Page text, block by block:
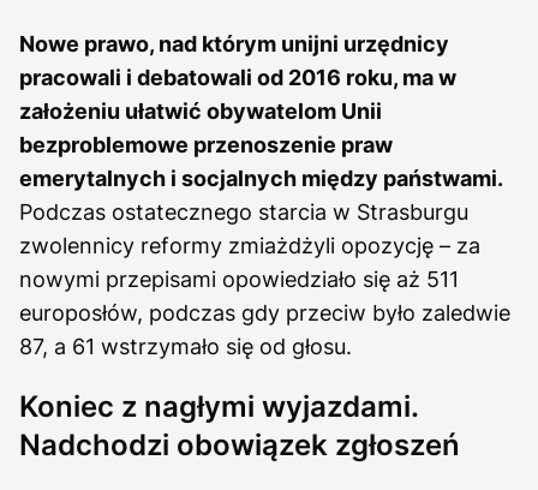
Nowe prawo, nad którym unijni urzędnicy
pracowali i debatowali od 2016 roku, ma w
założeniu ułatwić obywatelom Unii
bezproblemowe przenoszenie praw
emerytalnych i socjalnych między państwami.
Podczas ostatecznego starcia w Strasburgu
zwolennicy reformy zmiażdżyli opozycję – za
nowymi przepisami opowiedziało się aż 511
europosłów, podczas gdy przeciw było zaledwie
87, a 61 wstrzymało się od głosu.
Koniec z nagłymi wyjazdami.
Nadchodzi obowiązek zgłoszeń